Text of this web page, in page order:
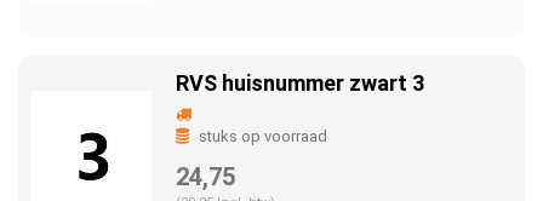
RVS huisnummer zwart 3
stuks op voorraad
24,75